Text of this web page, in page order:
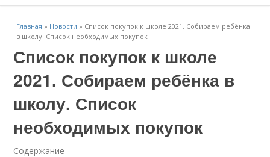
Главная » Новости » Список покупок к школе 2021. Собираем ребёнка
в школу. Список необходимых покупок
Список покупок к школе
2021. Собираем ребёнка в
школу. Список
необходимых покупок
Содержание